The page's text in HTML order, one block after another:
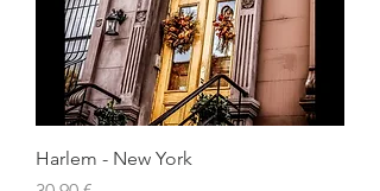
Harlem - New York